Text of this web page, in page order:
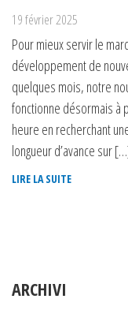
19 février 2025
Pour mieux servir le
développement de
quelques mois, notre
fonctionne désormais à
heure en recherchant
longueur d’avance sur
LIRE LA SUITE
ARCHIVI